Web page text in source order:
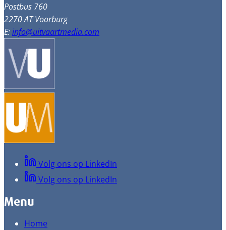
Postbus 760
2270 AT Voorburg
E:info@uitvaartmedia.com
Volg ons op LinkedIn
Volg ons op LinkedIn
Menu
Home